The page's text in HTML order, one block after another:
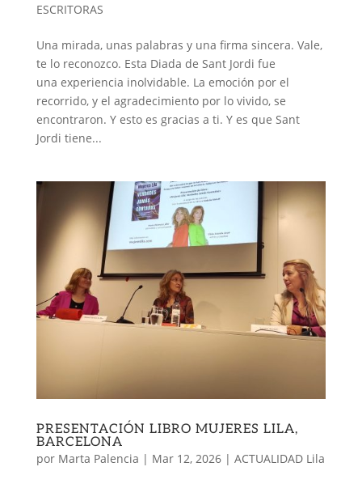
ESCRITORAS
Una mirada, unas palabras y una firma sincera. Vale,
te lo reconozco. Esta Diada de Sant Jordi fue
una experiencia inolvidable. La emoción por el
recorrido, y el agradecimiento por lo vivido, se
encontraron. Y esto es gracias a ti. Y es que Sant
Jordi tiene...
PRESENTACIÓN LIBRO MUJERES LILA,
BARCELONA
por Marta Palencia | Mar 12, 2026| ACTUALIDAD Lila